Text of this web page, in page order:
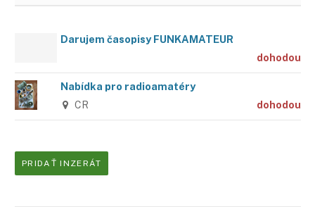
Darujem časopisy FUNKAMATEUR
dohodou
Nabídka pro radioamatéry
CR dohodou
PRIDAŤ INZERÁT